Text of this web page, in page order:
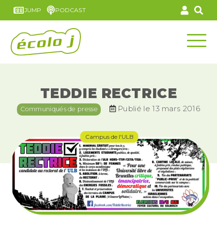
JUMP PODCAST
TEDDIE RECTRICE
Communiqués de presse Publié le 13 mars 2016
Campus de l'ULB